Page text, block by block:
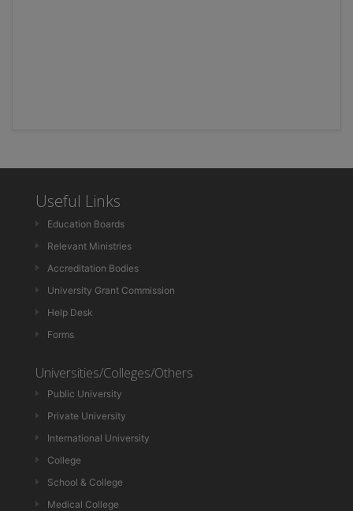
Useful Links
Education Boards
Relevant Ministries
Accreditation Bodies
University Grant Commission
Help Desk
Forms
Universities/Colleges/Others
Public University
Private University
International University
College
School & College
Medical College